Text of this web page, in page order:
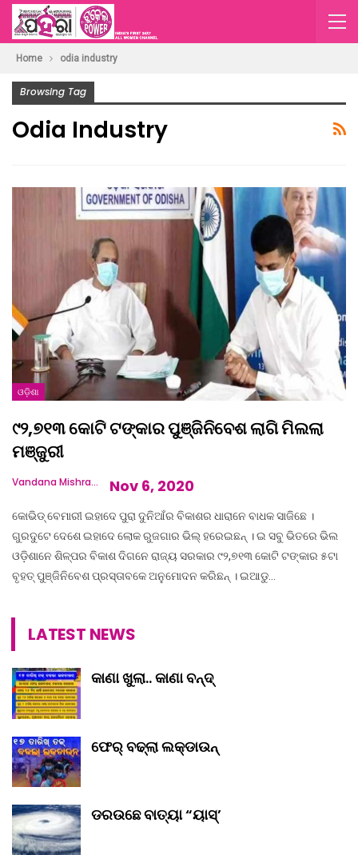
Home odia industry
Browsing Tag
Odia Industry
ଓଡ଼ିଶା
୯୨,୭୧୩ କୋଟି ଟଙ୍କାର ପୁଞ୍ଜିନିବେଶ ଲାଗି ମିଲଲା
ମଞ୍ଜୁରୀ
Vandana Mishra Nov 6, 2020
କୋଭିଡ୍ ବେମାରୀ ଇହାଦେ ପୁରା ଦୁନିଆଁର ବିକାଶର ଧାରାନେ ବାଧକ ସାଜିଛେ ।
ଗୁରଦୁଟେ ଦେଶେ ଇହାଦେ ଲୋକ ରୁଜଗାର ଭିଲ୍ ହରେଇଛନ୍ । ଇ ସବୁ ଭିତରେ ଭିଲ
ଓଡ଼ିଶାନେ ଶିଳ୍ପର ବିକାଶ ଦିଗନେ ରାଜ୍ୟ ସରକାର ୯୨,୭୧୩ କୋଟି ଟଙ୍କାର ୫ଟା
ବୃହତ୍ ପୁଞ୍ଜିନିବେଶ ପ୍ରସ୍ତାବକେ ଅନୁମୋଦନ କରିଛନ୍ । ଇଆଡୁ…
LATEST NEWS
କାଣା ଖୁଲା.. କାଣା ବନ୍ଦ୍‌
ଫେର୍ ବଢ୍‌ଲା ଲକ୍‌ଡାଉନ୍‌
ଡରଉଛେ ବାତ୍ୟା “ୟାସ୍‌’